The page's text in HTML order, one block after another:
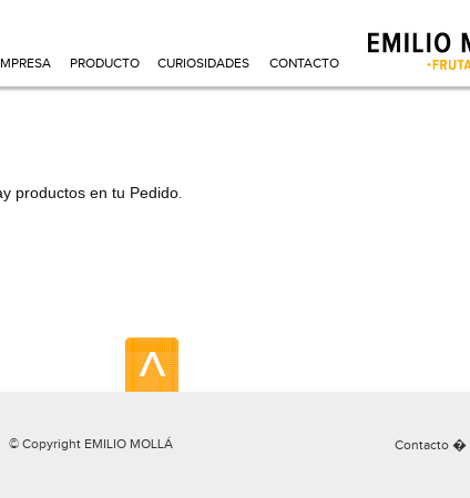
PRODUCTO CURIOSIDADES CONTACTO
productos en tu Pedido.
© Copyright EMILIO MOLLÁ Contacto �